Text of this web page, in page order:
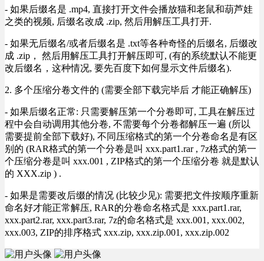
- 如果后缀名是 .mp4, 直接打开文件会播放猫和老鼠和葫芦娃
之类的视频, 后缀名改成 .zip, 然后用解压工具打开.
- 如果无后缀名/或者后缀名是 .txt等各种奇怪的后缀名, 后缀改
成 .zip， 然后用解压工具打开解压即可, (有的系统默认不能更
改后缀名，这种情况, 要先百度下如何显示文件后缀名).
2. 多个压缩分卷文件的 (需要全部下载完毕后 才能正确解压)
- 如果后缀名正常: 只需要解压第一个分卷即可, 工具在解压过
程中会自动调用其他分卷, 不需要每个分卷都解压一遍 (所以
需要提前全部下载好), 不同压缩格式的第一个分卷命名是有区
别的 (RAR格式的第一个分卷是叫 xxx.part1.rar , 7z格式的第一
个压缩分卷是叫 xxx.001 , ZIP格式的第一个压缩分卷 就是默认
的 XXX.zip ) .
- 如果是需要改后缀的情况 (比较少见): 需要把文件按顺序重新
命名好才能正常解压, RAR的分卷命名格式是 xxx.part1.rar,
xxx.part2.rar, xxx.part3.rar, 7z的命名格式是 xxx.001, xxx.002,
xxx.003, ZIP的排序格式 xxx.zip, xxx.zip.001, xxx.zip.002